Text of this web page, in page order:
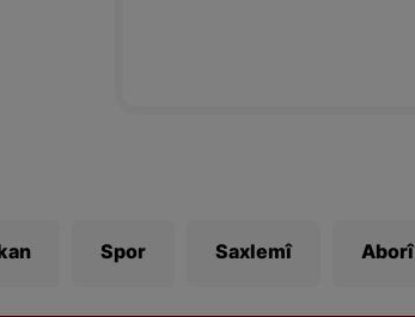
Spor Saxlemî Aborî